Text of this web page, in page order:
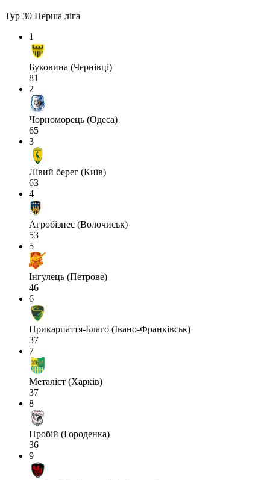
Тур 30 Перша ліга
1
Буковина (Чернівці)
81
2
Чорноморець (Одеса)
65
3
Лівий берег (Київ)
63
4
Агробізнес (Волочиськ)
53
5
Інгулець (Петрове)
46
6
Прикарпаття-Благо (Івано-Франківськ)
37
7
Металіст (Харків)
37
8
Пробій (Городенка)
36
9